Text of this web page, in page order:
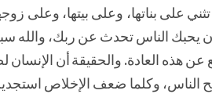
على بناتها، وعلى بيتها، وعلى
يحبك الناس تحدث عن ربك، والله
هذه العادة. والحقيقة أن
الناس، وكلما ضعف الإخلاص